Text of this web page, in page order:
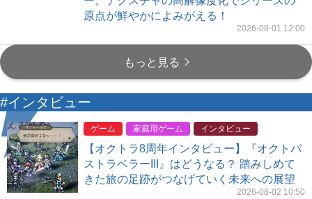
原点が鮮やかによみがえる！
2026-08-01 12:00
もっと見る
#インタビュー
ゲーム 家庭用ゲーム インタビュー
【オクトラ8周年インタビュー】『オクトパ
ストラベラーIII』はどうなる？ 踏みしめて
きた旅の足跡がつなげていく未来への展望
2026-08-02 10:50